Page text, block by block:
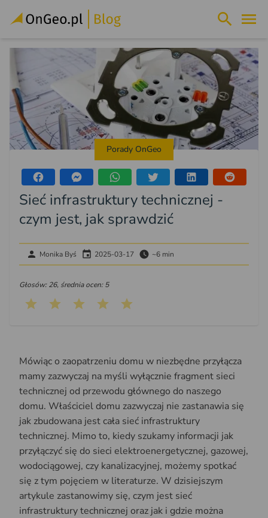
Porady OnGeo
Sieć infrastruktury technicznej -
czym jest, jak sprawdzić
Monika Byś 2025-03-17 ~6 min
Głosów: 26, średnia ocen: 5
Mówiąc o zaopatrzeniu domu w niezbędne przyłącza
mamy zazwyczaj na myśli wyłącznie fragment sieci
technicznej od przewodu głównego do naszego
domu. Właściciel domu zazwyczaj nie zastanawia się
jak zbudowana jest cała sieć infrastruktury
technicznej. Mimo to, kiedy szukamy informacji jak
przyłączyć się do sieci elektroenergetycznej, gazowej,
wodociągowej, czy kanalizacyjnej, możemy spotkać
się z tym pojęciem w literaturze. W dzisiejszym
artykule zastanowimy się, czym jest sieć
infrastruktury technicznej oraz jak i gdzie można